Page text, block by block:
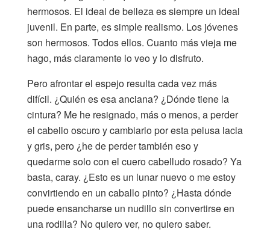
hermosos. El ideal de belleza es siempre un ideal
juvenil. En parte, es simple realismo. Los jóvenes
son hermosos. Todos ellos. Cuanto más vieja me
hago, más claramente lo veo y lo disfruto.
Pero afrontar el espejo resulta cada vez más
difícil. ¿Quién es esa anciana? ¿Dónde tiene la
cintura? Me he resignado, más o menos, a perder
el cabello oscuro y cambiarlo por esta pelusa lacia
y gris, pero ¿he de perder también eso y
quedarme solo con el cuero cabelludo rosado? Ya
basta, caray. ¿Esto es un lunar nuevo o me estoy
convirtiendo en un caballo pinto? ¿Hasta dónde
puede ensancharse un nudillo sin convertirse en
una rodilla? No quiero ver, no quiero saber.